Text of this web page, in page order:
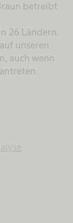
betreibt
26 Ländern.
unseren
auch wenn